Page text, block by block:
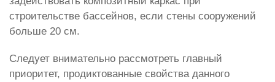
строительстве бассейнов, если стены сооружений
больше 20 см.
Следует внимательно рассмотреть главный
приоритет, продиктованные свойства данного